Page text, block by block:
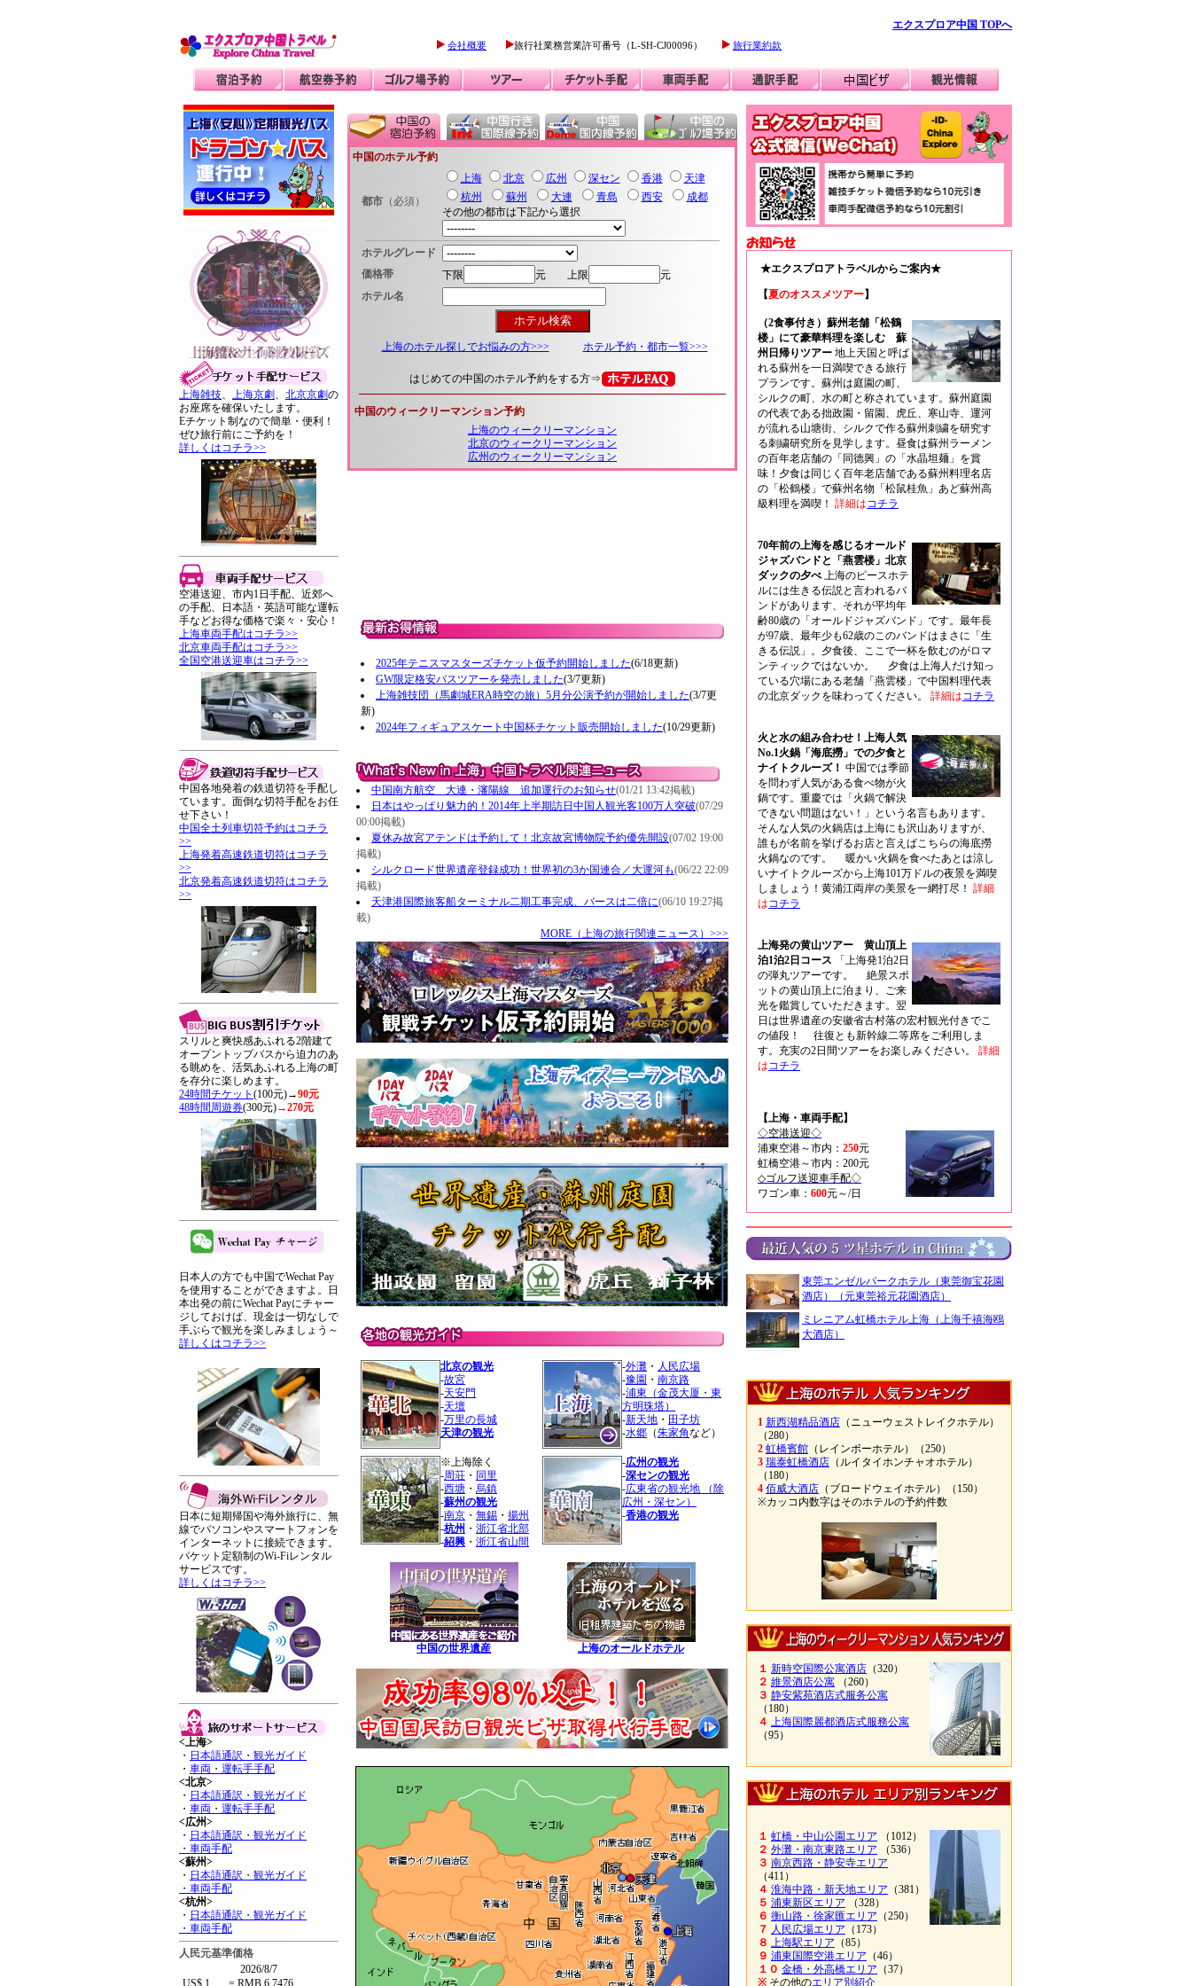
エクスプロア中国 TOPへ
会社概要 旅行社業務営業許可番号（L-SH-CJ00096） 旅行業約款
上海雑技、 上海京劇 、 北京京劇の
お座席を確保いたします。
Eチケット制なので簡単・便利！
ぜひ旅行前にご予約を！
詳しくはコチラ>>
空港送迎、市内1日手配、近郊へ
の手配、日本語・英語可能な運転
手などお得な価格で楽々・安心！
上海車両手配はコチラ>>
北京車両手配はコチラ>>
全国空港送迎車はコチラ>>
中国各地発着の鉄道切符を手配し
ています。面倒な切符手配をお任
せ下さい！
中国全土列車切符予約はコチラ
>>
上海発着高速鉄道切符はコチラ
>>
北京発着高速鉄道切符はコチラ
>>
スリルと爽快感あふれる2階建て
オープントップバスから迫力のあ
る眺めを、活気あふれる上海の町
を存分に楽しめます。
24時間チケット (100元)→90元
48時間周遊券(300元)→270元
日本人の方でも中国でWechat Pay
を使用することができますよ。日
本出発の前にWechat Payにチャー
ジしておけば、現金は一切なしで
手ぶらで観光を楽しみましょう～
詳しくはコチラ>>
日本に短期帰国や海外旅行に、無
線でパソコンやスマートフォンを
インターネットに接続できます。
パケット定額制のWi-Fiレンタル
サービスです。
詳しくはコチラ>>
<上海>
・ 日本語通訳・観光ガイド
・ 車両・運転手手配
<北京>
・ 日本語通訳・観光ガイド
・ 車両・運転手手配
<広州>
・ 日本語通訳・観光ガイド
・車両手配
<蘇州>
・ 日本語通訳・観光ガイド
・車両手配
<杭州>
・ 日本語通訳・観光ガイド
・車両手配
人民元基準価格
2026/8/7
US$ 1
= RMB 6.7476
中国のホテル予約
都市（必須）
上海 北京 広州 深セン 香港
天津
杭州
蘇州 大連 青島 西安
成都
その他の都市は下記から選択
ホテルグレード
価格帯
下限 元 上限
元
ホテル名
上海のホテル探しでお悩みの方>>> ホテル予約・都市一覧>>>
はじめての中国のホテル予約をする方⇒
中国のウィークリーマンション予約
上海のウィークリーマンション
北京のウィークリーマンション
広州のウィークリーマンション
2025年テニスマスターズチケット仮予約開始しました(6/18更新)
GW限定格安バスツアーを発売しました(3/7更新)
上海雑技団（馬劇城ERA時空の旅）5月分公演予約が開始しました(3/7更
新)
2024年フィギュアスケート中国杯チケット販売開始しました(10/29更新)
中国南方航空 大連・瀋陽線 追加運行のお知らせ(01/21 13:42掲載)
日本はやっぱり魅力的！2014年上半期訪日中国人観光客100万人突破(07/29
00:00掲載)
夏休み故宮アテンドは予約して！北京故宮博物院予約優先開設(07/02 19:00
掲載)
シルクロード世界遺産登録成功！世界初の3か国連合／大運河も(06/22 22:09
掲載)
天津港国際旅客船ターミナル二期工事完成、バースは二倍に(06/10 19:27掲
載)
MORE（上海の旅行関連ニュース）>>>
北京の観光
-故宮
-天安門
-天壇
-万里の長城
天津の観光
-外灘 ・ 人民広場
-豫園 ・ 南京路
-浦東（金茂大厦・東
方明珠塔）
-新天地 ・ 田子坊
-水郷 （朱家角など）
※上海除く
-周荘 ・ 同里
-西塘 ・ 烏鎮
-蘇州の観光
-南京 ・ 無錫 ・ 揚州
-杭州 ・ 浙江省北部
-紹興 ・ 浙江省山間
-広州の観光
-深センの観光
-広東省の観光地 （除
広州・深セン）
-香港の観光
中国の世界遺産 上海のオールドホテル
★エクスプロアトラベルからご案内★
【夏のオススメツアー】
（2食事付き）蘇州老舗「松鶴
楼」にて豪華料理を楽しむ 蘇
州日帰りツアー 地上天国と呼ば
れる蘇州を一日満喫できる旅行
プランです。蘇州は庭園の町、
シルクの町、水の町と称されています。蘇州庭園
の代表である拙政園・留園、虎丘、寒山寺、運河
が流れる山塘街、シルクで作る蘇州刺繍を研究す
る刺繍研究所を見学します。昼食は蘇州ラーメン
の百年老店舗の「同德興」の「水晶坦麺」を賞
味！夕食は同じく百年老店舗である蘇州料理名店
の「松鶴楼」で蘇州名物「松鼠桂魚」あど蘇州高
級料理を満喫！ 詳細は コチラ
70年前の上海を感じるオールド
ジャズバンドと「燕雲楼」北京
ダックの夕べ上海のピースホテ
ルには生きる伝説と言われるバ
ンドがあります、それが平均年
齢80歳の「オールドジャズバンド」です。最年長
が97歳、最年少も62歳のこのバンドはまさに「生
きる伝説」。夕食後、ここで一杯を飲むのがロマ
ンティックではないか。 夕食は上海人だけ知っ
ている穴場にある老舗「燕雲楼」で中国料理代表
の北京ダックを味わってください。 詳細は コチラ
火と水の組み合わせ！上海人気
No.1火鍋「海底撈」での夕食と
ナイトクルーズ！ 中国では季節
を問わず人気がある食べ物が火
鍋です。重慶では「火鍋で解決
できない問題はない！」という名言もあります。
そんな人気の火鍋店は上海にも沢山ありますが、
誰もが名前を挙げるお店と言えばこちらの海底撈
火鍋なのです。 暖かい火鍋を食べたあとは涼し
いナイトクルーズから上海101万ドルの夜景を満喫
しましょう！黄浦江両岸の美景を一網打尽！ 詳細
は コチラ
上海発の黄山ツアー 黄山頂上
泊1泊2日コース 「上海発1泊2日
の弾丸ツアーです。 絶景スポ
ットの黄山頂上に泊まり、ご来
光を鑑賞していただきます。翌
日は世界遺産の安徽省古村落の宏村観光付きでこ
の値段！ 往復とも新幹線二等席をご利用しま
す。充実の2日間ツアーをお楽しみください。 詳細
は コチラ
【上海・車両手配】
◇空港送迎◇
浦東空港～市内： 250元
虹橋空港～市内： 200元
◇ゴルフ送迎車手配◇
ワゴン車： 600元～/日
東莞エンゼルパークホテル（東莞御宝花園
酒店）（元東莞裕元花園酒店）
ミレニアム虹橋ホテル上海（上海千禧海鴎
大酒店）
1 新西湖精品酒店 （ニューウェストレイクホテル）
（280）
2 虹橋賓館 （レインボーホテル）（250）
3 瑞泰虹橋酒店 （ルイタイホンチャオホテル）
（180）
4 佰威大酒店 （ブロードウェイホテル）（150）
※カッコ内数字はそのホテルの予約件数
１ 新時空国際公寓酒店 （320）
２ 維景酒店公寓 （260）
３ 静安紫苑酒店式服务公寓
（180）
４
上海国際麗都酒店式服務公寓
（95）
１ 虹橋・中山公園エリア （1012）
２ 外灘・南京東路エリア （536）
３ 南京西路・静安寺エリア
（411）
４ 淮海中路・新天地エリア （381）
５ 浦東新区エリア （328）
６ 衡山路・徐家匯エリア （250）
７ 人民広場エリア （173）
８
上海駅エリア （85）
９ 浦東国際空港エリア （46）
１０ 金橋・外高橋エリア （37）
※ その他のエリア別紹介